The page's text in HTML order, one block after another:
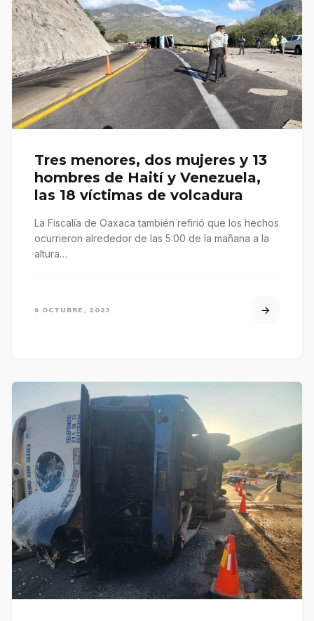
Tres menores, dos mujeres y 13
hombres de Haití y Venezuela,
las 18 víctimas de volcadura
La Fiscalía de Oaxaca también refirió que los hechos
ocurrieron alrededor de las 5:00 de la mañana a la
altura…
6 OCTUBRE, 2023